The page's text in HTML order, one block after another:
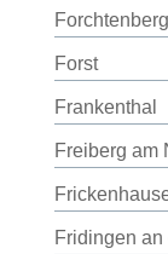
Forchtenberg
Forst
Frankenthal
Freiberg am
Fridingen